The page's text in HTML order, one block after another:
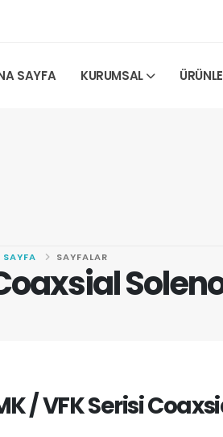
SAYFA KURUMSAL
SAYFALAR
/ VFK Serisi